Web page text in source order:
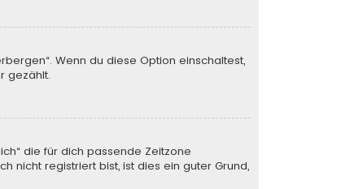
Wenn du diese Option einschaltest,
gezählt.
die für dich passende Zeitzone
nicht registriert bist, ist dies ein guter Grund,